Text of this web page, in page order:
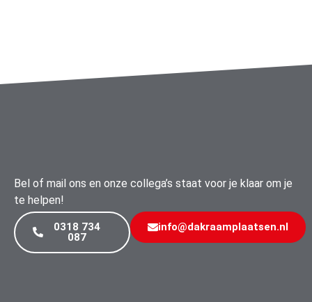
Bel of mail ons en onze collega’s staat voor je klaar om je
te helpen!
0318 734
087
info@dakraamplaatsen.nl